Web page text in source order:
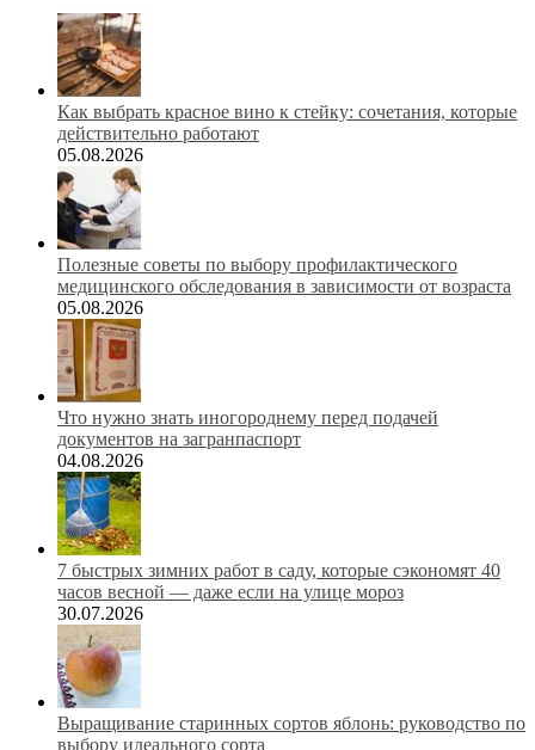
Как выбрать красное вино к стейку: сочетания, которые
действительно работают
05.08.2026
Полезные советы по выбору профилактического
медицинского обследования в зависимости от возраста
05.08.2026
Что нужно знать иногороднему перед подачей
документов на загранпаспорт
04.08.2026
7 быстрых зимних работ в саду, которые сэкономят 40
часов весной — даже если на улице мороз
30.07.2026
Выращивание старинных сортов яблонь: руководство по
выбору идеального сорта